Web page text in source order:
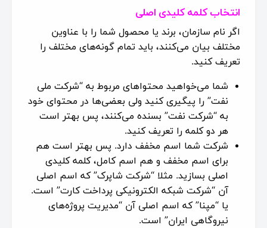
انتخاب کلمه کلیدی اصلی
اگر نام سازمان، برند یا محصول شما را با عناوین
مختلف بیان می‌کنند، باید تمام گونه‌های مختلف را
تعریف کنید.
شما می‌خواهید محتواهای مربوط به “شرکت ملی
نفت” را پیگیری کنید ولی بعضی‌ها در محتوای خود
به “شرکت نفت” بسنده می‌کنند، پس بهتر است
هر دو کلمه را تعریف کنید.
شرکت شما اسم مخفف دارد. پس بهتر است هم
برای اسم مخفف و هم اسم کامل، کلمه کلیدی
اصلی بسازید. مثلا “شرکت شاپرک” که اسم اصلی
آن “شرکت شبکه الکترونیکی پرداخت کارت” است.
یا “مپنا” که اسم اصلی آن “مدیریت پروژه‌های
نیروگاهی ایران” است.